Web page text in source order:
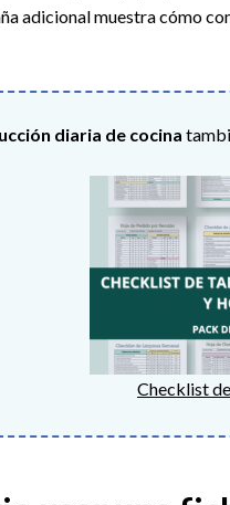
adicional muestra cómo
diaria de cocina
Checklist